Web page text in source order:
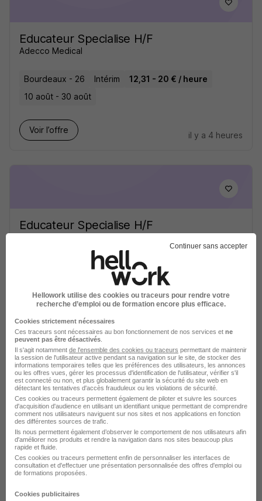
Educateur Specialise H/F
Adecco Medical
Bourdeaux - 26 Intérim
12,31 - 20 € / heure
10 août - 30 août
Voir l’offre
il y a 4 heures
Educateur Specialise H/F
Intérim
12,31 - 20 € / heure
Educateur Specialise H/F
Adecco Medical
Paron - 89
12 août - 27 août
Continuer sans accepter
Hellowork utilise des cookies ou traceurs pour rendre votre
recherche d’emploi ou de formation encore plus efficace.
Cookies strictement nécessaires
Ces traceurs sont nécessaires au bon fonctionnement de nos services et ne
peuvent pas être désactivés
Il s'agit notamment de l'ensemble des cookies ou traceurs permettant de maintenir
la session de l'utilisateur active pendant sa navigation sur le site, de stocker des
informations temporaires telles que les préférences des utilisateurs, les annonces
ou les offres vues, gérer les processus d'identification de l'utilisateur, vérifier s'il
est connecté ou non, et plus globalement garantir la sécurité du site web en
détectant les tentatives d'accès frauduleux ou les violations de sécurité.
Ces cookies ou traceurs permettent également de piloter et suivre les sources
d'acquisition d'audience en utilisant un identifiant unique permettant de comprendre
comment nos utilisateurs naviguent sur nos sites et nos applications en fonction
des différentes sources de trafic.
Ils nous permettent également d’observer le comportement de nos utilisateurs afin
d'améliorer nos produits et rendre la navigation dans nos sites beaucoup plus
rapide et fluide.
Ces cookies ou traceurs permettent enfin de personnaliser les interfaces de
consultation et d'effectuer une présentation personnalisée des offres d'emploi ou
de formations proposées.
Cookies publicitaires